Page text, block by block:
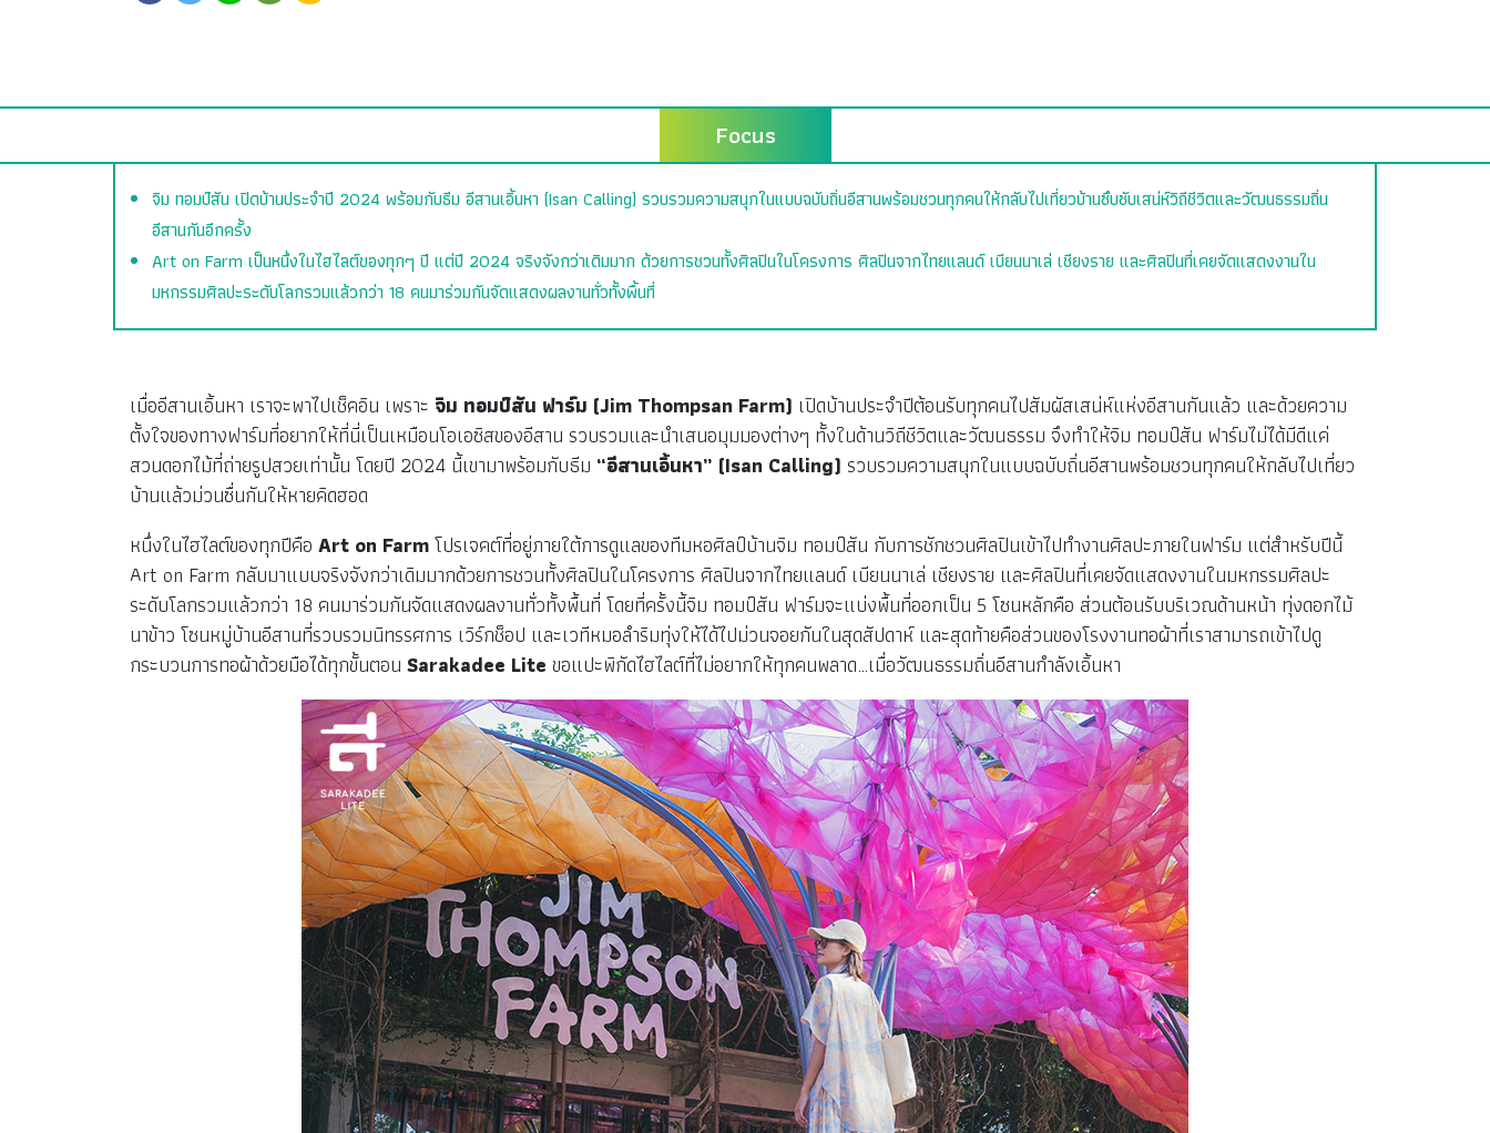
Focus
จิม ทอมป์สัน เปิดบ้านประจำปี 2024 พร้อมกับธีม อีสานเอิ้นหา (Isan Calling) รวบรวมความสนุกในแบบฉบับถิ่นอีสานพร้อมชวนทุกคนให้กลับไปเที่ยวบ้านซึบซับเสน่ห์วิถีชีวิตและวัฒนธรรมถิ่น
อีสานกันอีกครั้ง
Art on Farm เป็นหนึ่งในไฮไลต์ของทุกๆ ปี แต่ปี 2024 จริงจังกว่าเดิมมาก ด้วยการชวนทั้งศิลปินในโครงการ ศิลปินจากไทยแลนด์ เบียนนาเล่ เชียงราย และศิลปินที่เคยจัดแสดงงานใน
มหกรรมศิลปะระดับโลกรวมแล้วกว่า 18 คนมาร่วมกันจัดแสดงผลงานทั่วทั้งพื้นที่
เมื่ออีสานเอิ้นหา เราจะพาไปเช็คอิน เพราะ จิม ทอมป์สัน ฟาร์ม (Jim Thompsan Farm) เปิดบ้านประจำปีต้อนรับทุกคนไปสัมผัสเสน่ห์แห่งอีสานกันแล้ว และด้วยความ
ตั้งใจของทางฟาร์มที่อยากให้ที่นี่เป็นเหมือนโอเอซิสของอีสาน รวบรวมและนำเสนอมุมมองต่างๆ ทั้งในด้านวิถีชีวิตและวัฒนธรรม จึงทำให้จิม ทอมป์สัน ฟาร์มไม่ได้มีดีแค่
สวนดอกไม้ที่ถ่ายรูปสวยเท่านั้น โดยปี 2024 นี้เขามาพร้อมกับธีม “อีสานเอิ้นหา” (Isan Calling) รวบรวมความสนุกในแบบฉบับถิ่นอีสานพร้อมชวนทุกคนให้กลับไปเที่ยว
บ้านแล้วม่วนซื่นกันให้หายคิดฮอด
หนึ่งในไฮไลต์ของทุกปีคือ Art on Farmโปรเจคต์ที่อยู่ภายใต้การดูแลของทีมหอศิลป์บ้านจิม ทอมป์สัน กับการชักชวนศิลปินเข้าไปทำงานศิลปะภายในฟาร์ม แต่สำหรับปีนี้
Art on Farm กลับมาแบบจริงจังกว่าเดิมมากด้วยการชวนทั้งศิลปินในโครงการ ศิลปินจากไทยแลนด์ เบียนนาเล่ เชียงราย และศิลปินที่เคยจัดแสดงงานในมหกรรมศิลปะ
ระดับโลกรวมแล้วกว่า 18 คนมาร่วมกันจัดแสดงผลงานทั่วทั้งพื้นที่ โดยที่ครั้งนี้จิม ทอมป์สัน ฟาร์มจะแบ่งพื้นที่ออกเป็น 5 โซนหลักคือ ส่วนต้อนรับบริเวณด้านหน้า ทุ่งดอกไม้
นาข้าว โซนหมู่บ้านอีสานที่รวบรวมนิทรรศการ เวิร์กช็อป และเวทีหมอลำริมทุ่งให้ได้ไปม่วนจอยกันในสุดสัปดาห์ และสุดท้ายคือส่วนของโรงงานทอผ้าที่เราสามารถเข้าไปดู
กระบวนการทอผ้าด้วยมือได้ทุกขั้นตอน Sarakadee Lite ขอแปะพิกัดไฮไลต์ที่ไม่อยากให้ทุกคนพลาด…เมื่อวัฒนธรรมถิ่นอีสานกำลังเอิ้นหา